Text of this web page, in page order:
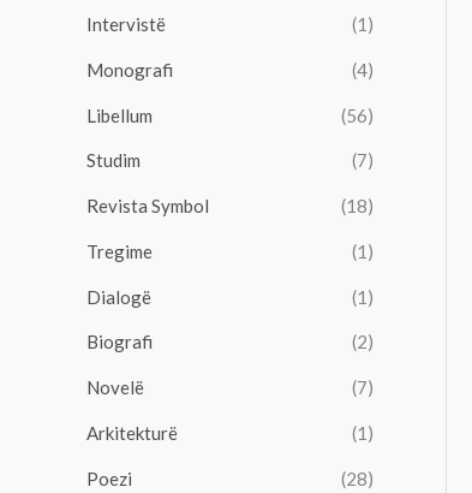
Intervistë (1)
Monografi (4)
Libellum (56)
Studim (7)
Revista Symbol (18)
Tregime (1)
Dialogë (1)
Biografi (2)
Novelë (7)
Arkitekturë (1)
Poezi (28)